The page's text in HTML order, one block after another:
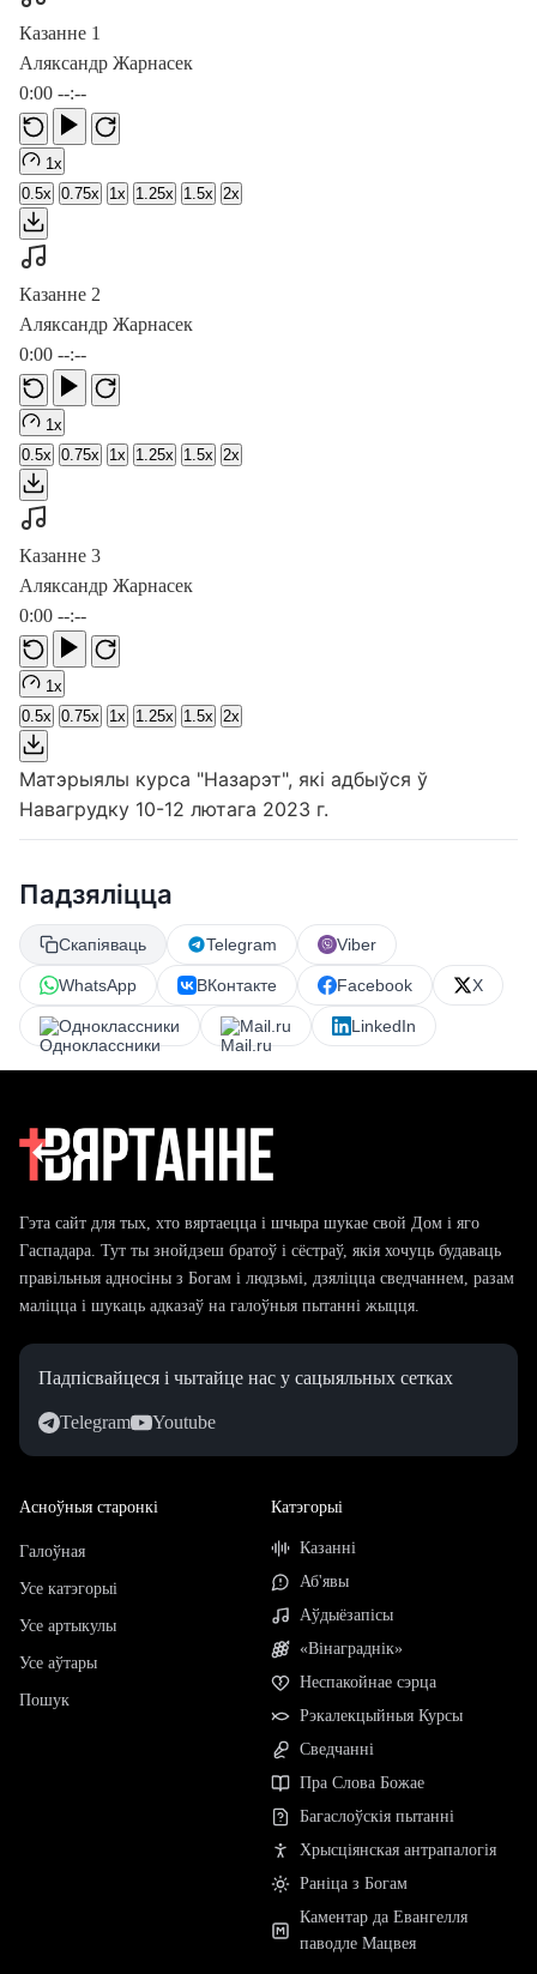
Казанне 1
Аляксандр Жарнасек
0:00 --:--
1x
0.5x 0.75x 1x 1.25x 1.5x 2x
Казанне 2
Аляксандр Жарнасек
0:00 --:--
1x
0.5x 0.75x 1x 1.25x 1.5x 2x
Казанне 3
Аляксандр Жарнасек
0:00 --:--
1x
0.5x 0.75x 1x 1.25x 1.5x 2x
Матэрыялы курса "Назарэт", які адбыўся ў
Навагрудку 10-12 лютага 2023 г.
Падзяліцца
Скапіяваць Telegram Viber
WhatsApp ВКонтакте Facebook X
Одноклассники Mail.ru LinkedIn
Гэта сайт для тых, хто вяртаецца і шчыра шукае свой Дом і яго
Гаспадара. Тут ты знойдзеш братоў і сёстраў, якія хочуць будаваць
правільныя адносіны з Богам і людзьмі, дзяліцца сведчаннем, разам
маліцца і шукаць адказаў на галоўныя пытанні жыцця.
Падпісвайцеся і чытайце нас у сацыяльных сетках
Telegram Youtube
Асноўныя старонкі
Галоўная
Усе катэгорыі
Усе артыкулы
Усе аўтары
Пошук
Катэгорыі
Казанні
Аб'явы
Аўдыёзапісы
«Вінаграднік»
Неспакойнае сэрца
Рэкалекцыйныя Курсы
Сведчанні
Пра Слова Божае
Багаслоўскія пытанні
Хрысціянская антрапалогія
Раніца з Богам
Каментар да Евангелля
паводле Мацвея